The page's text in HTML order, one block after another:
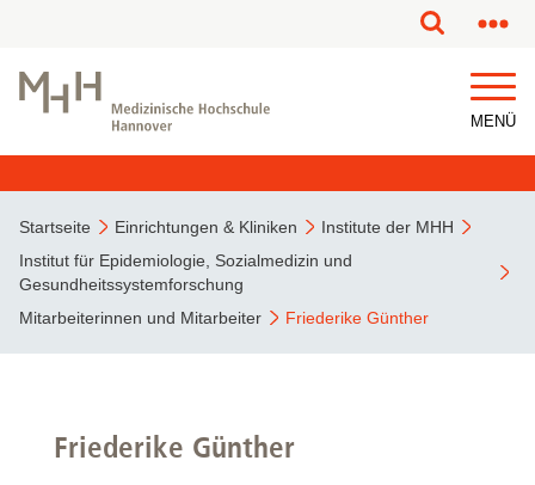
MENÜ
Startseite Einrichtungen & Kliniken
Institute der MHH
Institut für Epidemiologie, Sozialmedizin und
Gesundheitssystemforschung
Mitarbeiterinnen und Mitarbeiter
Friederike Günther
Friederike Günther